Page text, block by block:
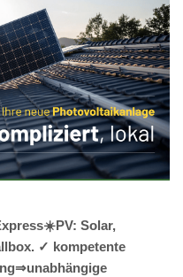
Solar,
✓ kompetente